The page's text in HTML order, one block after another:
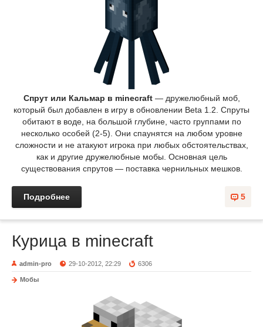
Спрут или Кальмар в minecraft — дружелюбный моб,
который был добавлен в игру в обновлении Beta 1.2. Спруты
обитают в воде, на большой глубине, часто группами по
несколько особей (2-5). Они спаунятся на любом уровне
сложности и не атакуют игрока при любых обстоятельствах,
как и другие дружелюбные мобы. Основная цель
существования спрутов — поставка чернильных мешков.
5
Подробнее
Курица в minecraft
admin-pro 29-10-2012, 22:29 6306
Мобы